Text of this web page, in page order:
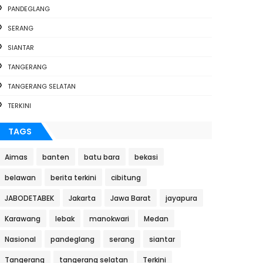
PANDEGLANG
SERANG
SIANTAR
TANGERANG
TANGERANG SELATAN
TERKINI
TAGS
Aimas banten batu bara bekasi
belawan berita terkini cibitung
JABODETABEK Jakarta Jawa Barat jayapura
Karawang lebak manokwari Medan
Nasional pandeglang serang siantar
Tangerang tangerang selatan Terkini